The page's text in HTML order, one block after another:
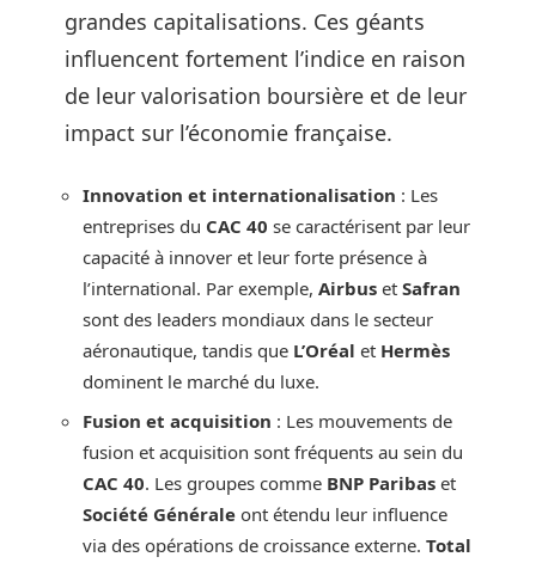
grandes capitalisations. Ces géants
influencent fortement l’indice en raison
de leur valorisation boursière et de leur
impact sur l’économie française.
Innovation et internationalisation : Les
entreprises du CAC 40 se caractérisent par leur
capacité à innover et leur forte présence à
l’international. Par exemple, Airbus et Safran
sont des leaders mondiaux dans le secteur
aéronautique, tandis que L’Oréal et Hermès
dominent le marché du luxe.
Fusion et acquisition : Les mouvements de
fusion et acquisition sont fréquents au sein du
CAC 40. Les groupes comme BNP Paribas et
Société Générale ont étendu leur influence
via des opérations de croissance externe. Total